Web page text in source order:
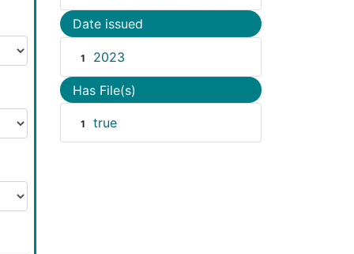
Date issued
1 2023
Has File(s)
1 true